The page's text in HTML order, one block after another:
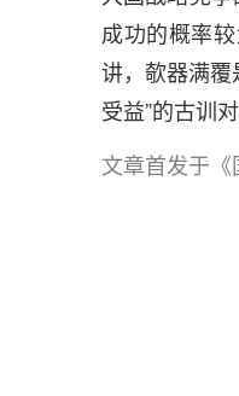
成功的概率
讲，欹器满
受益”的古训
文章首发于